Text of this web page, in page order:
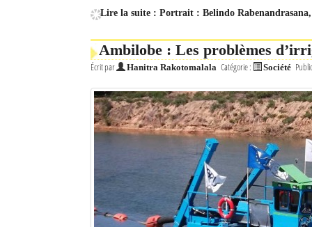
Lire la suite : Portrait : Belindo
Ambilobe : Les problèmes
Écrit par Hanitra Rakotomalala Catégorie : Société